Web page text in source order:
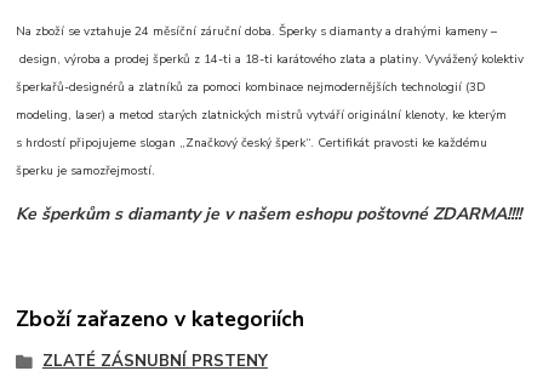
Na zboží se vztahuje 24 měsíční záruční doba. Šperky s diamanty a drahými kameny –
design, výroba a prodej šperků z 14-ti a 18-ti karátového zlata a platiny. Vyvážený kolektiv
šperkařů-designérů a zlatníků za pomoci kombinace nejmodernějších technologií (3D
modeling, laser) a metod starých zlatnických mistrů vytváří originální klenoty, ke kterým
s hrdostí připojujeme slogan „Značkový český šperk“. Certifikát pravosti ke každému
šperku je samozřejmostí.
Ke šperkům s diamanty je v našem eshopu poštovné ZDARMA!!!!
Zboží zařazeno v kategoriích
ZLATÉ ZÁSNUBNÍ PRSTENY